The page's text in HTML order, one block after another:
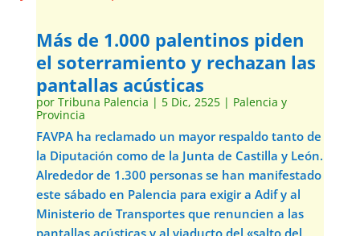
Más de 1.000 palentinos piden
el soterramiento y rechazan las
pantallas acústicas
por Tribuna Palencia | 5 Dic, 2525| Palencia y
Provincia
FAVPA ha reclamado un mayor respaldo tanto de
la Diputación como de la Junta de Castilla y León.
Alrededor de 1.300 personas se han manifestado
este sábado en Palencia para exigir a Adif y al
Ministerio de Transportes que renuncien a las
pantallas acústicas y al viaducto del «salto del